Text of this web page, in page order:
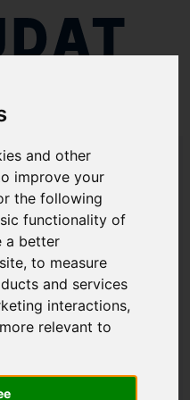
and other
improve your
the following
functionality of
a better
,to measure
and services
interactions,
relevant to
/ PERVOMAISKDIESELMASH
70-130035-А
130035-А